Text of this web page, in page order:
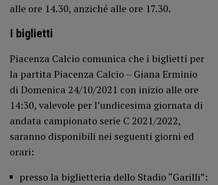
alle ore 14.30, anziché alle ore 17.30.
I biglietti
Piacenza Calcio comunica che i biglietti per
la partita Piacenza Calcio – Giana Erminio
di Domenica 24/10/2021 con inizio alle ore
14:30, valevole per l’undicesima giornata di
andata campionato serie C 2021/2022,
saranno disponibili nei seguenti giorni ed
orari:
presso la biglietteria dello Stadio “Garilli”: